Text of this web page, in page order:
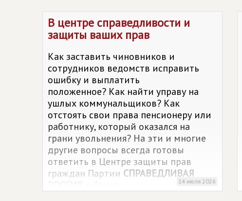
В центре справедливости и
защиты ваших прав
Как заставить чиновников и
сотрудников ведомств исправить
ошибку и выплатить
положенное? Как найти управу на
ушлых коммунальщиков? Как
отстоять свои права пенсионеру или
работнику, который оказался на
грани увольнения? На эти и многие
другие вопросы всегда готовы
ответить в Центре защиты прав
граждан Партии СПРАВЕДЛИВАЯ
14 июля 2026